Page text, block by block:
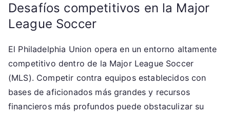
Desafíos competitivos en la Major
League Soccer
El Philadelphia Union opera en un entorno altamente
competitivo dentro de la Major League Soccer
(MLS). Competir contra equipos establecidos con
bases de aficionados más grandes y recursos
financieros más profundos puede obstaculizar su